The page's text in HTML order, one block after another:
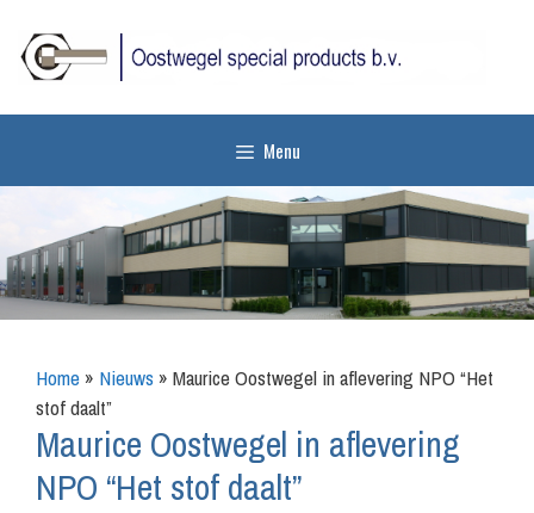
naar
Menu
Home » Nieuws » Maurice Oostwegel in aflevering NPO “Het
stof daalt”
Maurice Oostwegel in aflevering
NPO “Het stof daalt”